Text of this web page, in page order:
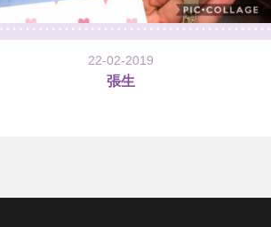
22-02-2019
張生